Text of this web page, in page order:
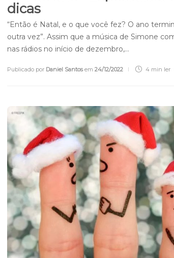
dicas
“Então é Natal, e o que você fez? O ano
outra vez”. Assim que a música de Simone
nas rádios no início de dezembro,…
Publicado por Daniel Santosem 24/12/2022 4 min ler